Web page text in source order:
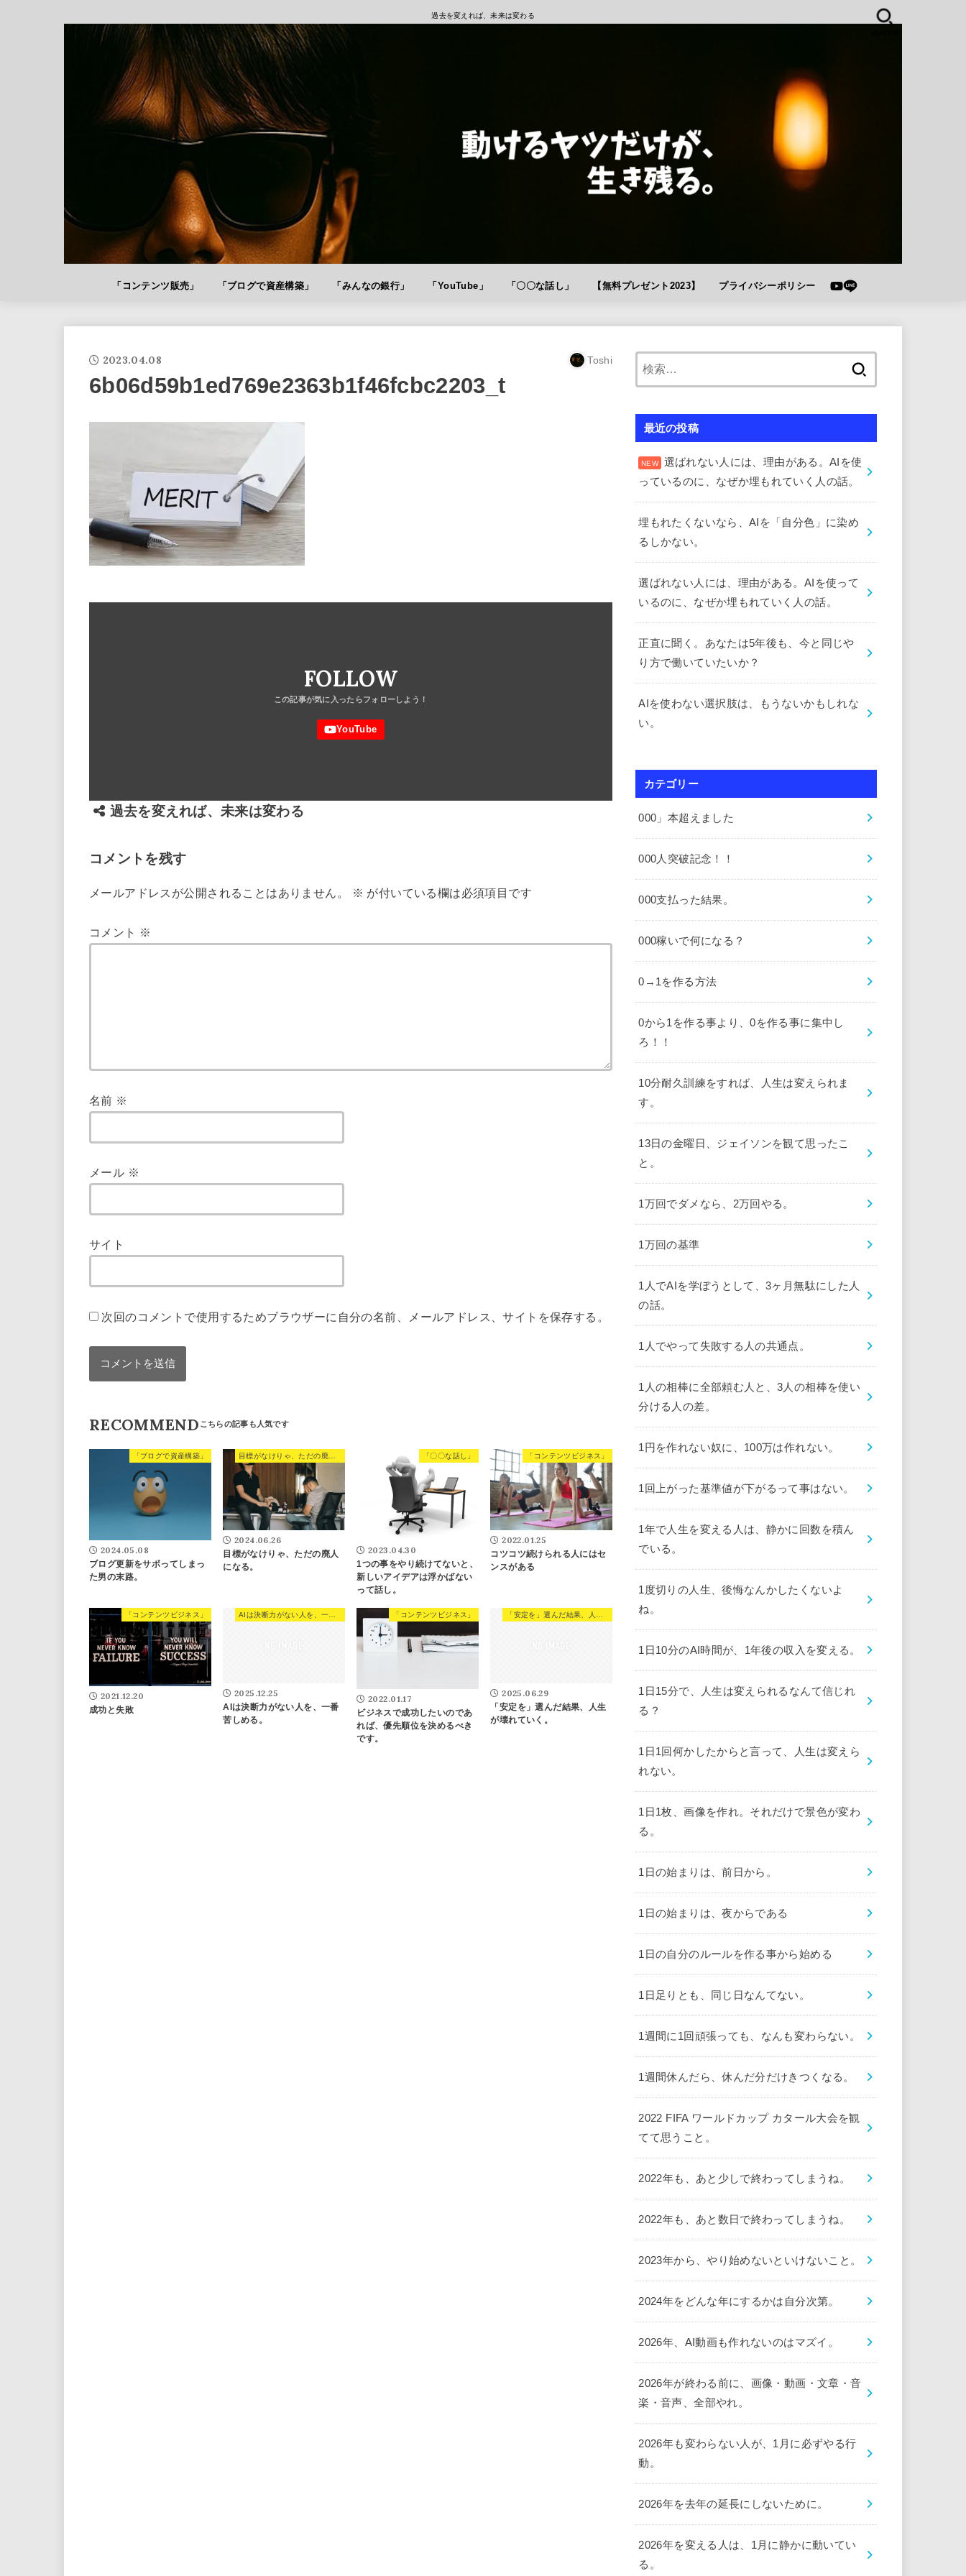
過去を変えれば、未来は変わる
「コンテンツ販売」 「ブログで資産構築」 「みんなの銀行」 「YouTube」 「〇〇な話し」 【無料プレゼント2023】 プライバシーポリシー
2023.04.08 Toshi
6b06d59b1ed769e2363b1f46fcbc2203_t
FOLLOW
過去を変えれば、未来は変わる
コメントを残す
メールアドレスが公開されることはありません。 ※ が付いている欄は必須項目です
コメント ※
名前 ※
メール ※
サイト
次回のコメントで使用するためブラウザーに自分の名前、メールアドレス、サイトを保存する。
RECOMMEND
「ブログで資産構築」
2024.05.08
ブログ更新をサボってしまっ
た男の末路。
2024.06.26
目標がなけりゃ、ただの廃人
になる。
「〇〇な話し」
2023.04.30
1つの事をやり続けてないと、
新しいアイデアは浮かばない
って話し。
「コンテンツビジネス」
2022.01.25
コツコツ続けられる人にはセ
ンスがある
「コンテンツビジネス」
2021.12.20
成功と失敗
AIは決断力がない人を、一番苦しめる。
2025.12.25
AIは決断力がない人を、一番
苦しめる。
「コンテンツビジネス」
2022.01.17
ビジネスで成功したいのであ
れば、優先順位を決めるべき
です。
「安定を」選んだ結果、人生が壊れていく。
2025.06.29
「安定を」選んだ結果、人生
が壊れていく。
最近の投稿
選ばれない人には、理由がある。AIを使
っているのに、なぜか埋もれていく人の話。
埋もれたくないなら、AIを「自分色」に染め
るしかない。
選ばれない人には、理由がある。AIを使って
いるのに、なぜか埋もれていく人の話。
正直に聞く。あなたは5年後も、今と同じや
り方で働いていたいか？
AIを使わない選択肢は、もうないかもしれな
い。
カテゴリー
000」本超えました
000人突破記念！！
000支払った結果。
000稼いで何になる？
0→1を作る方法
0から1を作る事より、0を作る事に集中し
ろ！！
10分耐久訓練をすれば、人生は変えられま
す。
13日の金曜日、ジェイソンを観て思ったこ
と。
1万回でダメなら、2万回やる。
1万回の基準
1人でAIを学ぼうとして、3ヶ月無駄にした人
の話。
1人でやって失敗する人の共通点。
1人の相棒に全部頼む人と、3人の相棒を使い
分ける人の差。
1円を作れない奴に、100万は作れない。
1回上がった基準値が下がるって事はない。
1年で人生を変える人は、静かに回数を積ん
でいる。
1度切りの人生、後悔なんかしたくないよ
ね。
1日10分のAI時間が、1年後の収入を変える。
1日15分で、人生は変えられるなんて信じれ
る？
1日1回何かしたからと言って、人生は変えら
れない。
1日1枚、画像を作れ。それだけで景色が変わ
る。
1日の始まりは、前日から。
1日の始まりは、夜からである
1日の自分のルールを作る事から始める
1日足りとも、同じ日なんてない。
1週間に1回頑張っても、なんも変わらない。
1週間休んだら、休んだ分だけきつくなる。
2022 FIFA ワールドカップ カタール大会を観
てて思うこと。
2022年も、あと少しで終わってしまうね。
2022年も、あと数日で終わってしまうね。
2023年から、やり始めないといけないこと。
2024年をどんな年にするかは自分次第。
2026年、AI動画も作れないのはマズイ。
2026年が終わる前に、画像・動画・文章・音
楽・音声、全部やれ。
2026年も変わらない人が、1月に必ずやる行
動。
2026年を去年の延長にしないために。
2026年を変える人は、1月に静かに動いてい
る。